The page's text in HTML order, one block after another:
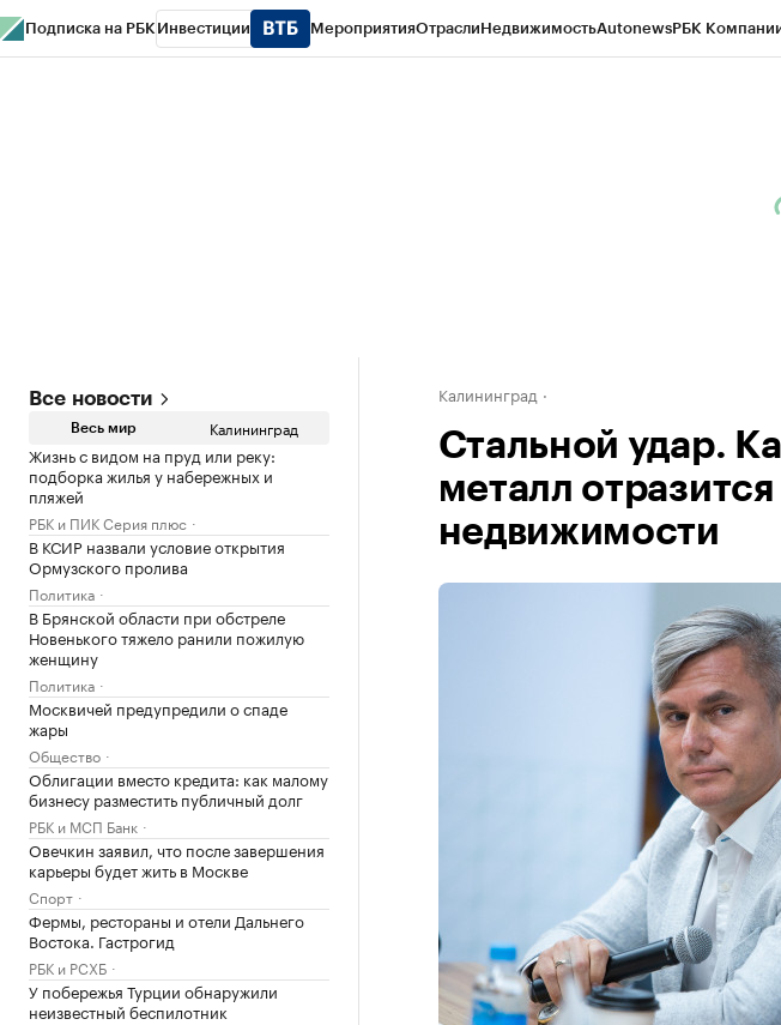
Подписка на РБК Инвестиции МероприятияОтраслиНедвижимостьAutonewsРБК
Все новости
Весь мир Калининград
Жизнь с видом на пруд или реку:
подборка жилья у набережных и
пляжей
РБК и ПИК Серия плюс
В КСИР назвали условие открытия
Ормузского пролива
Политика
В Брянской области при обстреле
Новенького тяжело ранили пожилую
женщину
Политика
Москвичей предупредили о спаде
жары
Общество
Облигации вместо кредита: как малому
бизнесу разместить публичный долг
РБК и МСП Банк
Овечкин заявил, что после завершения
карьеры будет жить в Москве
Спорт
Фермы, рестораны и отели Дальнего
Востока. Гастрогид
РБК и РСХБ
У побережья Турции обнаружили
неизвестный беспилотник
Калининград
Стальной удар.
металл
недвижимости